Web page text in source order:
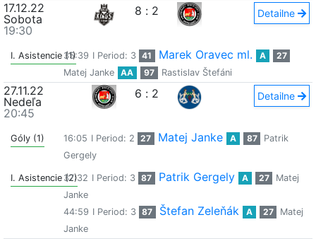
17.12.22
Sobota
19:30
8 : 2 Detailne
I. Asistencie (1)35:39 I Period: 3 41 Marek Oravec ml. A
27
Matej Janke
AA 97 Rastislav Štefáni
27.11.22
Nedeľa
20:45
6 : 2 Detailne
Góly (1) 16:05 I Period: 2 27 Matej Janke A 87
Patrik
Gergely
I. Asistencie (2)37:32 I Period: 3 87 Patrik Gergely A 27
Matej
Janke
44:59 I Period: 3 87 Štefan Zeleňák A 27
Matej
Janke